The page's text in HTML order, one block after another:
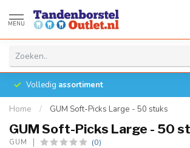
MENU
Volledig assortiment
Home / GUM Soft-Picks Large - 50 stuks
GUM Soft-Picks Large - 50
GUM (0)